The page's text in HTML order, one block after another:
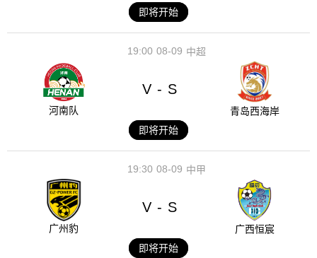
即将开始
08-09
19:00 中超
河南队
V - S
青岛西海岸
即将开始
08-09
19:30 中甲
广州豹
V - S
广西恒宸
即将开始